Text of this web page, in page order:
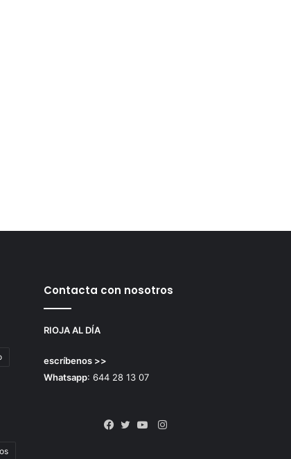
Contacta con nosotros
RIOJA AL DÍA
escríbenos >>
Whatsapp: 644 28 13 07
Instagram